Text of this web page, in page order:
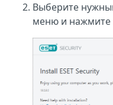
Выберите
меню и нажмите